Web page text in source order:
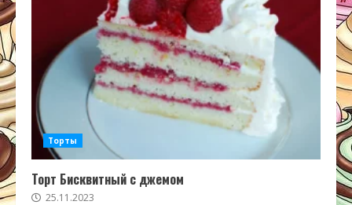
Торты
Торт Бисквитный с джемом
25.11.2023